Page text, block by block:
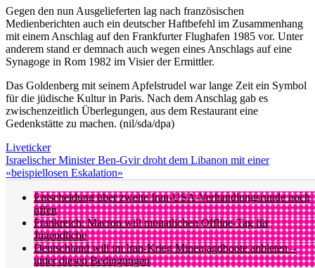
Gegen den nun Ausgelieferten lag nach französischen
Medienberichten auch ein deutscher Haftbefehl im Zusammenhang
mit einem Anschlag auf den Frankfurter Flughafen 1985 vor. Unter
anderem stand er demnach auch wegen eines Anschlags auf eine
Synagoge in Rom 1982 im Visier der Ermittler.
Das Goldenberg mit seinem Apfelstrudel war lange Zeit ein Symbol
für die jüdische Kultur in Paris. Nach dem Anschlag gab es
zwischenzeitlich Überlegungen, aus dem Restaurant eine
Gedenkstätte zu machen. (nil/sda/dpa)
Liveticker
Israelischer Minister Ben-Gvir droht dem Libanon mit einer
«beispiellosen Eskalation»
Entscheidung über zweite Iran-USA-Verhandlungsrunde noch
offen
Frankreich: Macron will monatlichen Offline-Tag für
Jugendliche
Deutschland will im Iran-Krieg Minenjagdboote anbieten –
unter diesen Bedingungen